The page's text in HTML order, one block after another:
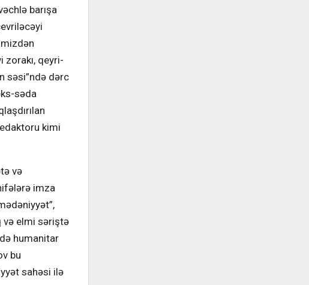
barışa
zorakı, qeyri-
səsi”ndə dərc
səda
kimi
və
imza
və elmi səriştə
humanitar
bu
sahəsi ilə